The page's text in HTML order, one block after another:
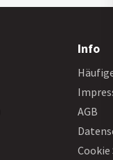
Info
AGB